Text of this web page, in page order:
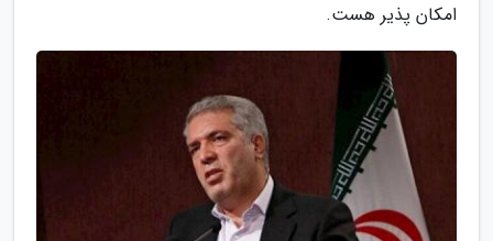
امکان پذیر هست.